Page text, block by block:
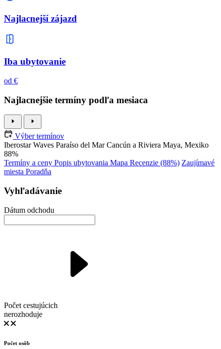
Najlacnejší zájazd
Iba ubytovanie
od €
Najlacnejšie termíny podľa mesiaca
Výber termínov
Iberostar Waves Paraíso del Mar Cancún a Riviera Maya, Mexiko
88%
Termíny a ceny Popis ubytovania Mapa Recenzie (88%) Zaujímavé
miesta Poradňa
Vyhľadávanie
Dátum odchodu
Počet cestujúcich
nerozhoduje
Počet osôb